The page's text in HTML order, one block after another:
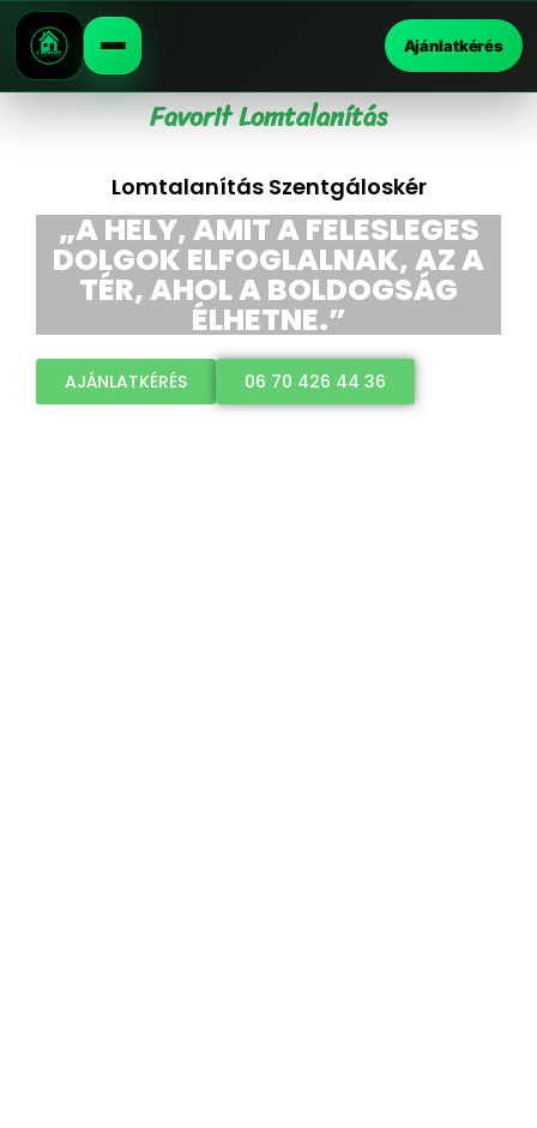
Ajánlatkérés
Favorit Lomtalanítás
Lomtalanítás Szentgáloskér
„A HELY, AMIT A FELESLEGES
DOLGOK ELFOGLALNAK, AZ A
TÉR, AHOL A BOLDOGSÁG
ÉLHETNE.”
AJÁNLATKÉRÉS 06 70 426 44 36